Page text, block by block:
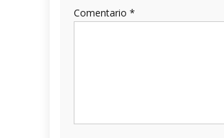
Comentario *